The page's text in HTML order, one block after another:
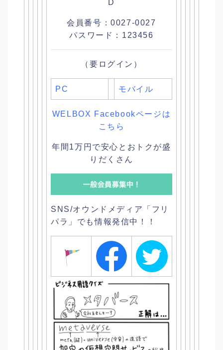
D
会員番号：0027-0027
パスワード：123456
（要ログイン）
PC モバイル
WELBOX Facebookページは
こちら
年間1万円で安心とおトクが盛
りだくさん
SNS/オウンドメディア「フリ
パラ」でも情報発信中！！